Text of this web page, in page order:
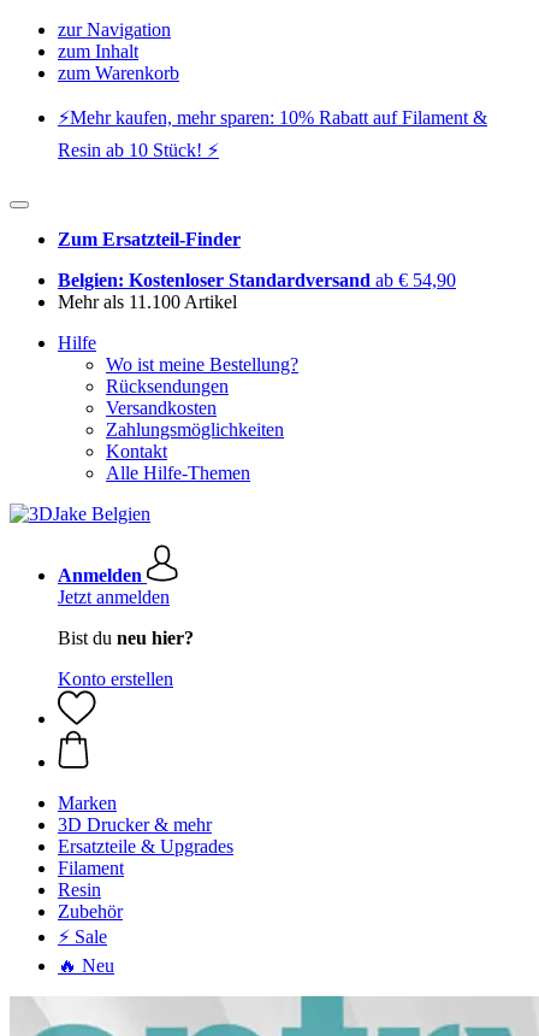
zur Navigation
zum Inhalt
zum Warenkorb
⚡️Mehr kaufen, mehr sparen: 10% Rabatt auf Filament &
Resin ab 10 Stück! ⚡️
Zum Ersatzteil-Finder
Belgien: Kostenloser Standardversand ab € 54,90
Mehr als 11.100 Artikel
Hilfe
Wo ist meine Bestellung?
Rücksendungen
Versandkosten
Zahlungsmöglichkeiten
Kontakt
Alle Hilfe-Themen
Anmelden
Jetzt anmelden
Bist du neu hier?
Konto erstellen
Marken
3D Drucker & mehr
Ersatzteile & Upgrades
Filament
Resin
Zubehör
⚡ Sale
🔥 Neu